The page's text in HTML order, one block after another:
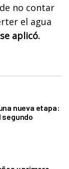
no contar
el agua
aplicó.
nueva etapa:
segundo